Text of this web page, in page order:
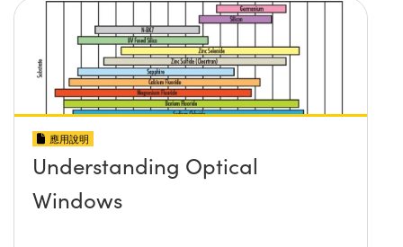
應用說明
Understanding Optical
Windows